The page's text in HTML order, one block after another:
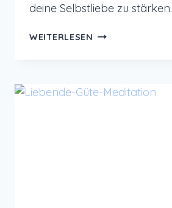
deine Selbstliebe zu stärken.
WEITERLESEN SELBSTMASSAGE
UND